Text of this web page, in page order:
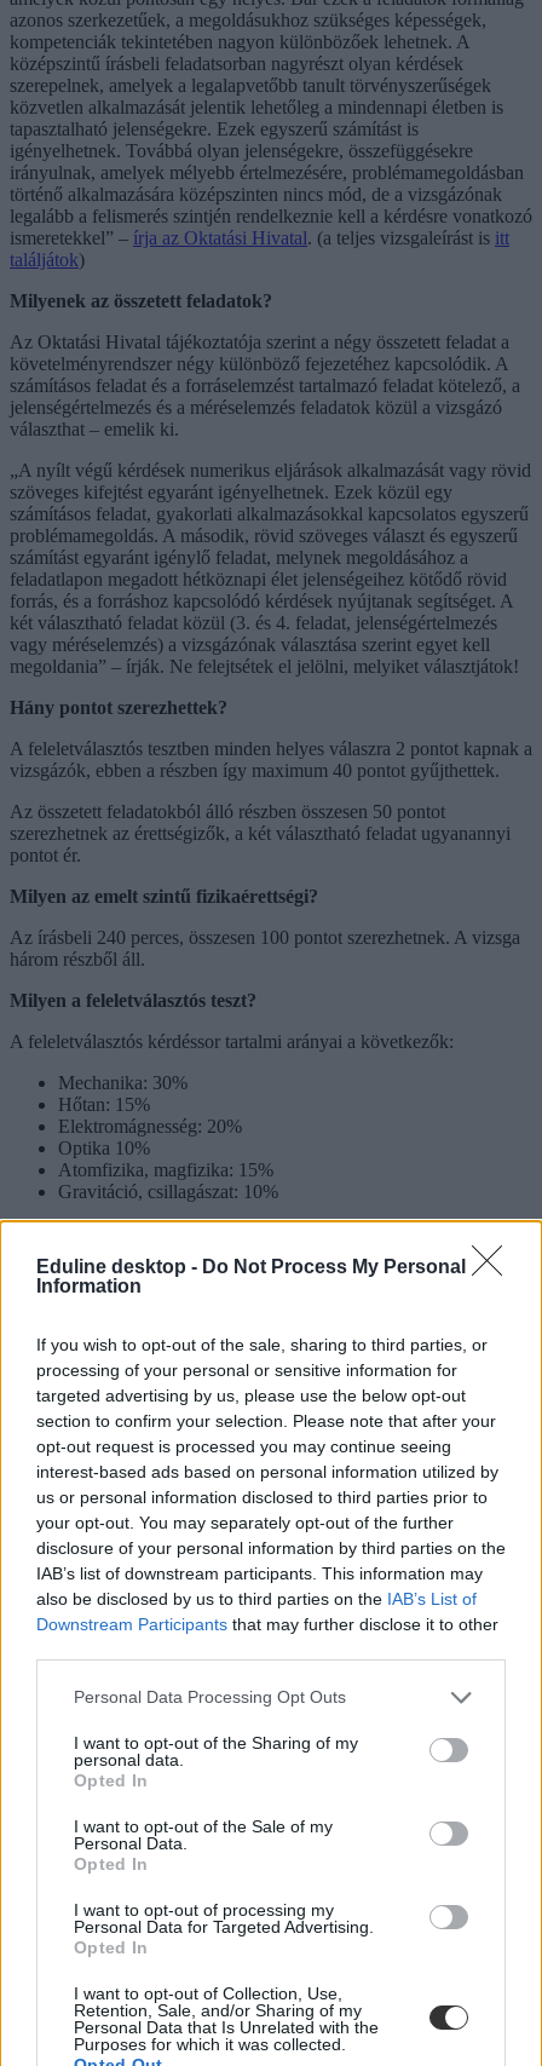
Eduline desktop - Do Not Process My Personal
Information
If you wish to opt-out of the sale, sharing to third parties, or
processing of your personal or sensitive information for
targeted advertising by us, please use the below opt-out
section to confirm your selection. Please note that after your
opt-out request is processed you may continue seeing
interest-based ads based on personal information utilized by
us or personal information disclosed to third parties prior to
your opt-out. You may separately opt-out of the further
disclosure of your personal information by third parties on the
IAB’s list of downstream participants. This information may
also be disclosed by us to third parties on the IAB’s List of
Downstream Participants that may further disclose it to other
Personal Data Processing Opt Outs
I want to opt-out of the Sharing of my
personal data.
Opted In
I want to opt-out of the Sale of my
Personal Data.
Opted In
I want to opt-out of processing my
Personal Data for Targeted Advertising.
Opted In
I want to opt-out of Collection, Use,
Retention, Sale, and/or Sharing of my
Personal Data that Is Unrelated with the
Purposes for which it was collected.
azonos szerkezetűek, a megoldásukhoz szükséges képességek,
kompetenciák tekintetében nagyon különbözőek lehetnek. A
középszintű írásbeli feladatsorban nagyrészt olyan kérdések
szerepelnek, amelyek a legalapvetőbb tanult törvényszerűségek
közvetlen alkalmazását jelentik lehetőleg a mindennapi életben is
tapasztalható jelenségekre. Ezek egyszerű számítást is
igényelhetnek. Továbbá olyan jelenségekre, összefüggésekre
irányulnak, amelyek mélyebb értelmezésére, problémamegoldásban
történő alkalmazására középszinten nincs mód, de a vizsgázónak
legalább a felismerés szintjén rendelkeznie kell a kérdésre vonatkozó
ismeretekkel” – írja az Oktatási Hivatal. (a teljes vizsgaleírást is itt
találjátok)
Milyenek az összetett feladatok?
Az Oktatási Hivatal tájékoztatója szerint a négy összetett feladat a
követelményrendszer négy különböző fejezetéhez kapcsolódik. A
számításos feladat és a forráselemzést tartalmazó feladat kötelező, a
jelenségértelmezés és a méréselemzés feladatok közül a vizsgázó
választhat – emelik ki.
„A nyílt végű kérdések numerikus eljárások alkalmazását vagy rövid
szöveges kifejtést egyaránt igényelhetnek. Ezek közül egy
számításos feladat, gyakorlati alkalmazásokkal kapcsolatos egyszerű
problémamegoldás. A második, rövid szöveges választ és egyszerű
számítást egyaránt igénylő feladat, melynek megoldásához a
feladatlapon megadott hétköznapi élet jelenségeihez kötődő rövid
forrás, és a forráshoz kapcsolódó kérdések nyújtanak segítséget. A
két választható feladat közül (3. és 4. feladat, jelenségértelmezés
vagy méréselemzés) a vizsgázónak választása szerint egyet kell
megoldania” – írják. Ne felejtsétek el jelölni, melyiket választjátok!
Hány pontot szerezhettek?
A feleletválasztós tesztben minden helyes válaszra 2 pontot kapnak a
vizsgázók, ebben a részben így maximum 40 pontot gyűjthettek.
Az összetett feladatokból álló részben összesen 50 pontot
szerezhetnek az érettségizők, a két választható feladat ugyanannyi
pontot ér.
Milyen az emelt szintű fizikaérettségi?
Az írásbeli 240 perces, összesen 100 pontot szerezhetnek. A vizsga
három részből áll.
Milyen a feleletválasztós teszt?
A feleletválasztós kérdéssor tartalmi arányai a következők:
Mechanika: 30%
Hőtan: 15%
Elektromágnesség: 20%
Optika 10%
Atomfizika, magfizika: 15%
Gravitáció, csillagászat: 10%
közül pontosan egy helyes. Ezek a kérdések a
követelményrendszerben leírt törvényszerűségek, összefüggések
közvetlen alkalmazását jelentik a megismert jelenségekre,
értelmezésére irányulnak. Ezek egyszerű számítást is igényelhetnek”
– írja az Oktatási Hivatal.
Milyen a „témakifejtés” rész?
Az érettségizőknek ebben a részben három téma közül egyet kell
választaniuk. „A vizsgázónak a választott témát az esetlegesen
megadott forrásokra támaszkodva az utasítások és irányító
szempontok alapján, a feladat kitűzésében meghatározott
terjedelemben kell kifejtenie összefüggő szöveg formájában. A
kifejtés során egy-egy témakör áttekintése, a hozzá tartozó ismeretek
rendszerezése, logikus elrendezése szükséges” – írja az Oktatási
Hivatal.
Ne felejtsétek el jelölni, melyik témát választjátok.
feladatot tartalmaz. A feladatok megoldása során a vizsgázónak
értelmeznie kell a problémát, fel kell ismernie, milyen
törvényszerűségek, összefüggések alkalmazása vezethet a
módszereit, eljárásait” – olvasható a vizsgaleírásban.
Milyenek a pontozási szabályok?
A feleletválasztós tesztben maximum 30 pontot szerezhettek, a
helyes válaszok egyenként 2-2 pontot érnek. A témakifejtős részben
maximum 23 pontot gyűjthettek, amelyből 18 pont a tartalmi
100 szó terjedelmet nem haladja meg, a kifejtés módjának
értékelésére nem adható pont” – hívják fel a figyelmet. A harmadik
rész maximális pontszáma 47.